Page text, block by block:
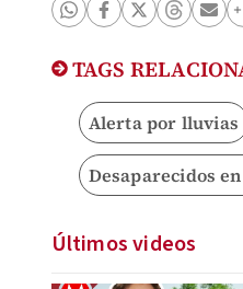
TAGS
Alerta por lluvias
Desaparecidos
Últimos videos